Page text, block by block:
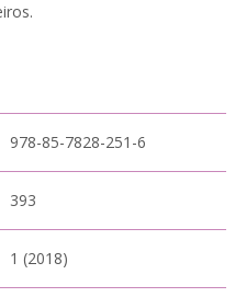
978-85-7828-251-6
393
1 (2018)